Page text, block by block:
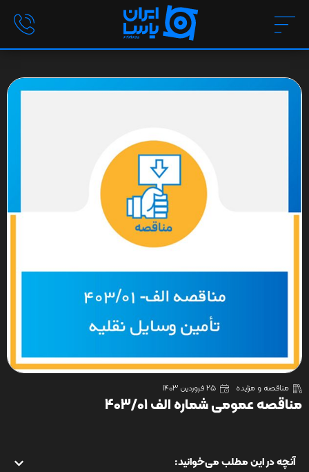
مناقصه و مزایده 25 فروردین 1403
مناقصه عمومی شماره الف 403/01
آنچه در این مطلب می‌خوانید: